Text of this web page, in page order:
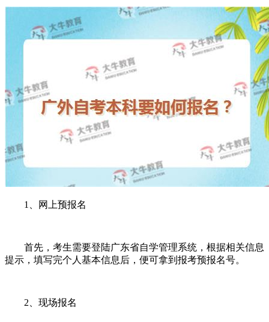
1、网上预报名
首先，考生需要登陆广东省自学管理系统，根据相关信息
提示，填写完个人基本信息后，便可拿到报考预报名号。
2、现场报名